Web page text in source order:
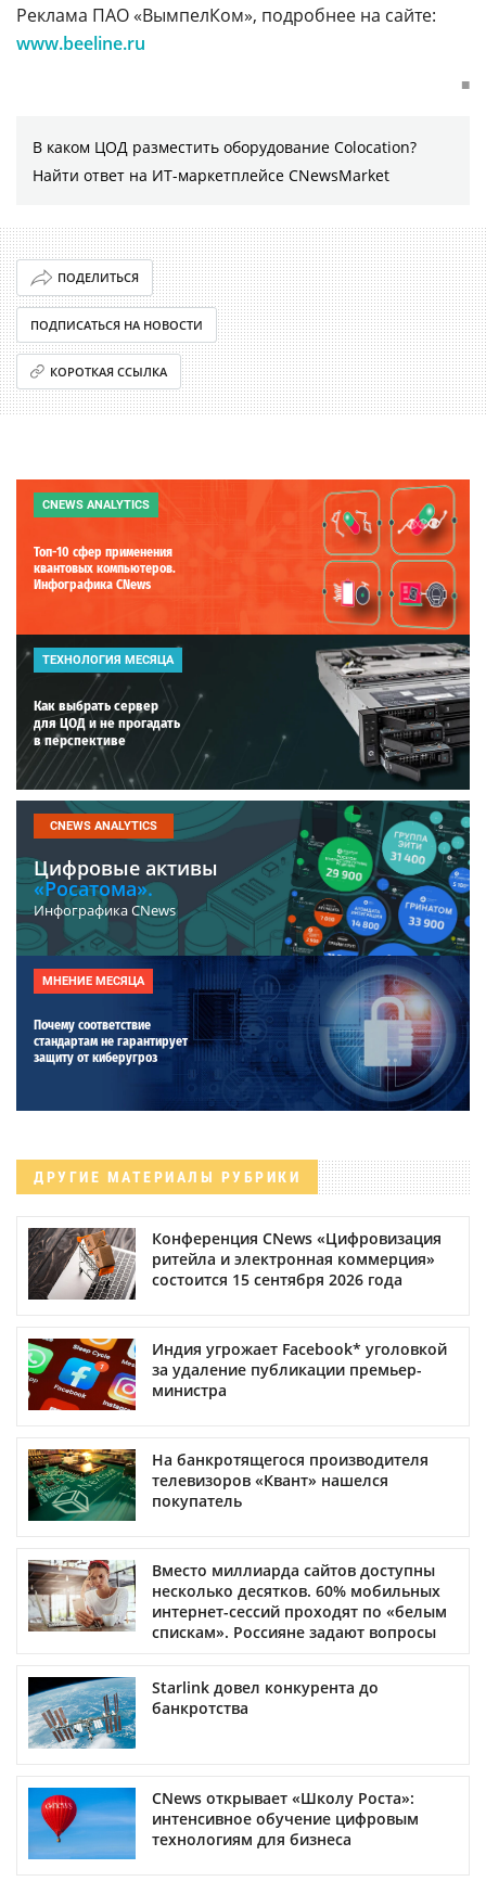
Реклама ПАО «ВымпелКом», подробнее на сайте:
www.beeline.ru
■
В каком ЦОД разместить оборудование Colocation?
Найти ответ на ИТ-маркетплейсе CNewsMarket
ПОДЕЛИТЬСЯ
ПОДПИСАТЬСЯ НА НОВОСТИ
КОРОТКАЯ ССЫЛКА
CNEWS ANALYTICS
Топ-10 сфер применения
квантовых компьютеров.
Инфографика CNews
ТЕХНОЛОГИЯ МЕСЯЦА
Как выбрать сервер
для ЦОД и не прогадать
в перспективе
CNEWS ANALYTICS
Цифровые активы
«Росатома».
Инфографика CNews
МНЕНИЕ МЕСЯЦА
Почему соответствие
стандартам не гарантирует
защиту от киберугроз
ДРУГИЕ МАТЕРИАЛЫ РУБРИКИ
Конференция CNews «Цифровизация
ритейла и электронная коммерция»
состоится 15 сентября 2026 года
Индия угрожает Facebook* уголовкой
за удаление публикации премьер-
министра
На банкротящегося производителя
телевизоров «Квант» нашелся
покупатель
Вместо миллиарда сайтов доступны
несколько десятков. 60% мобильных
интернет-сессий проходят по «белым
спискам». Россияне задают вопросы
Starlink довел конкурента до
банкротства
CNews открывает «Школу Роста»:
интенсивное обучение цифровым
технологиям для бизнеса